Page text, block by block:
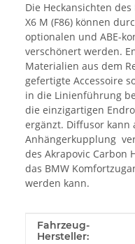
Die Heckansichten des
X6 M (F86) können
optionalen und ABE-
verschönert werden.
Materialien aus dem
gefertigte Accessoire
in die Linienführung
die einzigartigen
ergänzt. Diffusor kann
Anhängerkupplung
des Akrapovic Carbon
das BMW
werden kann.
Produkteigenschaft
Wert
Fahrzeug-
Hersteller: